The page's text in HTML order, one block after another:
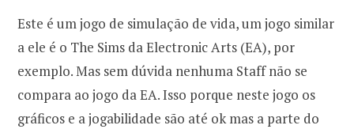
Este é um jogo de simulação de vida, um jogo similar
a ele é o The Sims da Electronic Arts (EA), por
exemplo. Mas sem dúvida nenhuma Staff não se
compara ao jogo da EA. Isso porque neste jogo os
gráficos e a jogabilidade são até ok mas a parte do